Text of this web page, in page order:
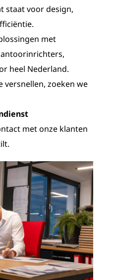
staat voor design,
met
heel Nederland.
versnellen, zoeken we
met onze klanten